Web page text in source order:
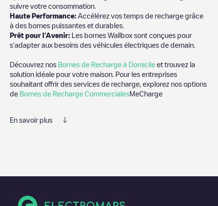
suivre votre consommation.
Haute Performance: Accélérez vos temps de recharge grâce
à des bornes puissantes et durables.
Prêt pour l'Avenir: Les bornes Wallbox sont conçues pour
s'adapter aux besoins des véhicules électriques de demain.
Découvrez nos Bornes de Recharge à Domicile et trouvez la
solution idéale pour votre maison. Pour les entreprises
souhaitant offrir des services de recharge, explorez nos options
de Bornes de Recharge CommercialesMeCharge
En savoir plus
électrique la prochaine fois.